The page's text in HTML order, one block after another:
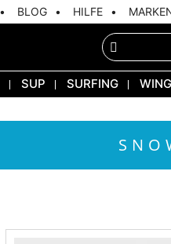
BLOG HILFE
SUP SURFING